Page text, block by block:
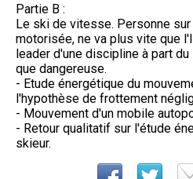
Partie B :
Le ski de vitesse. Personne
motorisée, ne va plus vite que
leader d'une discipline à part
que dangereuse.
- Etude énergétique du
l'hypothèse de frottement
- Mouvement d'un mobile
- Retour qualitatif sur l'étude
skieur.